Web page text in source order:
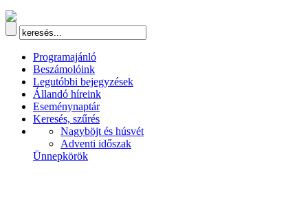
Programajánló
Beszámolóink
Legutóbbi bejegyzések
Állandó híreink
Eseménynaptár
Keresés, szűrés
Nagyböjt és húsvét
Adventi időszak
Ünnepkörök